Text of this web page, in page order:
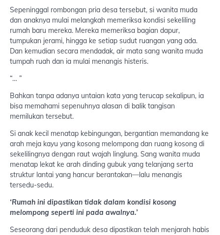
Sepeninggal rombongan pria desa tersebut, si wanita muda
dan anaknya mulai melangkah memeriksa kondisi sekeliling
rumah baru mereka. Mereka memeriksa bagian dapur,
tumpukan jerami, hingga ke setiap sudut ruangan yang ada.
Dan kemudian secara mendadak, air mata sang wanita muda
tumpah ruah dan ia mulai menangis histeris.
“… ”
Bahkan tanpa adanya untaian kata yang terucap sekalipun, ia
bisa memahami sepenuhnya alasan di balik tangisan
memilukan tersebut.
Si anak kecil menatap kebingungan, bergantian memandang ke
arah meja kayu yang kosong melompong dan ruang kosong di
sekelilingnya dengan raut wajah linglung. Sang wanita muda
menatap lekat ke arah dinding gubuk yang telanjang serta
struktur lantai yang hancur berantakan—lalu menangis
tersedu-sedu.
‘Rumah ini dipastikan tidak dalam kondisi kosong
melompong seperti ini pada awalnya.’
Seseorang dari penduduk desa dipastikan telah menjarah habis